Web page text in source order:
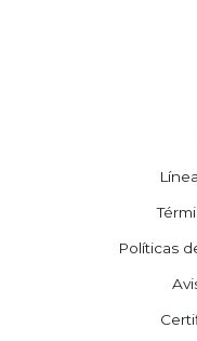
Políticas